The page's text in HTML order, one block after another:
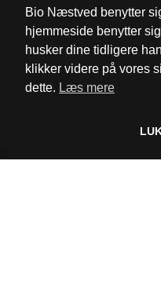
Bio Næstved benytter
hjemmeside benytter
husker dine tidligere
klikker videre på vores
dette. Læs mere
Åbningstider
Cookie- og privatlivspolitik